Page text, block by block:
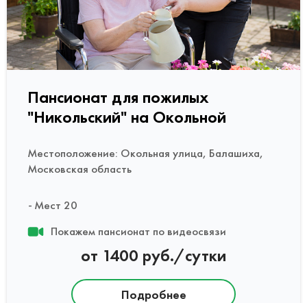
Пансионат для пожилых
"Никольский" на Окольной
Местоположение: Окольная улица, Балашиха,
Московская область
Мест 20
Покажем пансионат по видеосвязи
от 1400 руб./сутки
Подробнее